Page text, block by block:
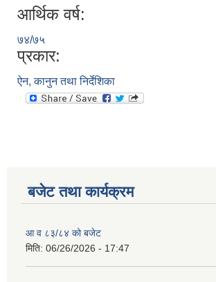
आर्थिक वर्ष:
७४/७५
प्रकार:
ऐन, कानुन तथा निर्देशिका
बजेट तथा कार्यक्रम
आ व ८३/८४ को बजेट
मिति: 06/26/2026 - 17:47